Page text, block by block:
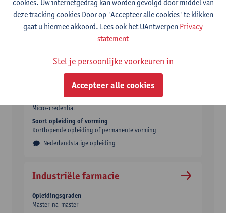
Nederlandstalige opleiding
Apotheker, Biofarmaceutische wetenschappen
Incidentbeoordeling en repressie
Nederlandstalige opleiding
Opleidingsgraden
Micro-credential
Soort opleiding of vorming
Kortlopende opleiding of permanente vorming
Industriële farmacie
Opleidingsgraden
Master-na-master
cookies. Uw internetgedrag kan worden gevolgd door middel van
deze tracking cookies Door op 'Accepteer alle cookies' te klikken
gaat u hiermee akkoord. Lees ook het UAntwerpen Privacy
statement
Stel je persoonlijke voorkeuren in
Accepteer alle cookies